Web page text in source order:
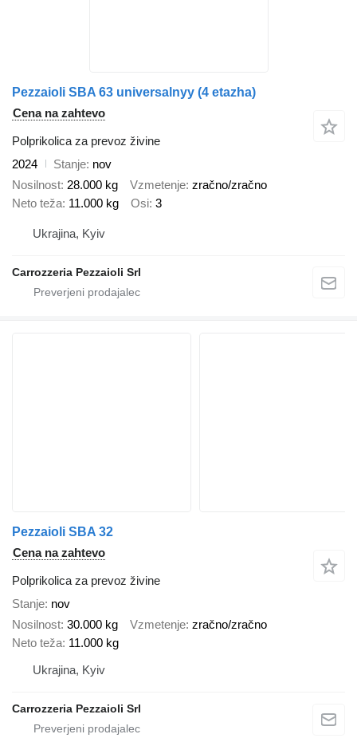
Pezzaioli SBA 63 universalnyy (4 etazha)
Cena na zahtevo
Polprikolica za prevoz živine
2024
Stanje nov
Nosilnost 28.000 kg Vzmetenje zračno/zračno
Neto teža 11.000 kg Osi 3
Ukrajina, Kyiv
Carrozzeria Pezzaioli Srl
Pezzaioli SBA 32
Cena na zahtevo
Polprikolica za prevoz živine
Stanje nov
Nosilnost 30.000 kg Vzmetenje zračno/zračno
Neto teža 11.000 kg
Ukrajina, Kyiv
Carrozzeria Pezzaioli Srl